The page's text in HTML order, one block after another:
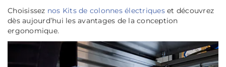
Choisissez nos Kits de colonnes électriqueset découvrez
dès aujourd’hui les avantages de la conception
ergonomique.